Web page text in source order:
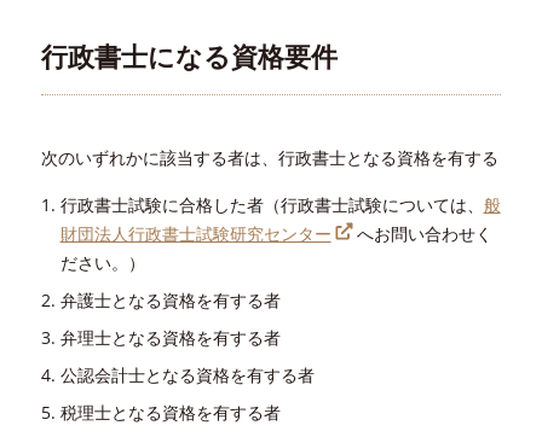
行政書士になる資格要件
次のいずれかに該当する者は、行政書士となる資格を有する
行政書士試験に合格した者（行政書士試験については、 般
財団法人行政書士試験研究センター
へお問い合わせく
ださい。）
弁護士となる資格を有する者
弁理士となる資格を有する者
公認会計士となる資格を有する者
税理士となる資格を有する者